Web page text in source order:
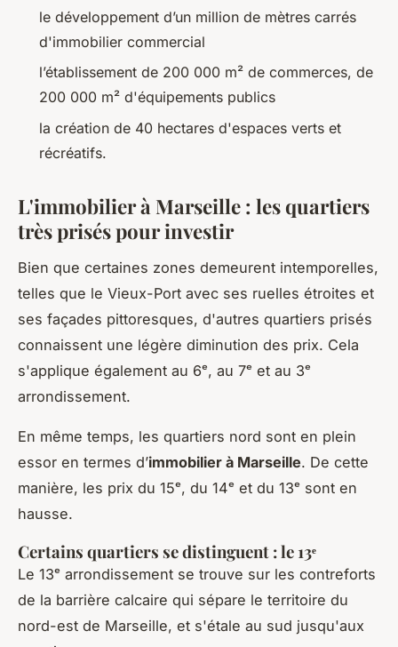
le développement d’un million de mètres carrés
d'immobilier commercial
l’établissement de 200 000 m² de commerces, de
200 000 m² d'équipements publics
la création de 40 hectares d'espaces verts et
récréatifs.
L'immobilier à Marseille : les quartiers
très prisés pour investir
Bien que certaines zones demeurent intemporelles,
telles que le Vieux-Port avec ses ruelles étroites et
ses façades pittoresques, d'autres quartiers prisés
connaissent une légère diminution des prix. Cela
s'applique également au 6ᵉ, au 7ᵉ et au 3ᵉ
arrondissement.
En même temps, les quartiers nord sont en plein
essor en termes d’immobilier à Marseille. De cette
manière, les prix du 15ᵉ, du 14ᵉ et du 13ᵉ sont en
hausse.
Certains quartiers se distinguent : le 13ᵉ
Le 13ᵉ arrondissement se trouve sur les contreforts
de la barrière calcaire qui sépare le territoire du
nord-est de Marseille, et s'étale au sud jusqu'aux